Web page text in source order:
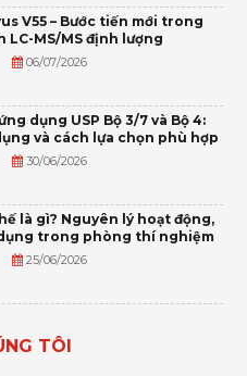
V55 – Bước tiến mới trong
LC-MS/MS định lượng
06/07/2026
dụng USP Bộ 3/7 và Bộ 4:
và cách lựa chọn phù hợp
30/06/2026
là gì? Nguyên lý hoạt động,
trong phòng thí nghiệm
25/06/2026
TÔI